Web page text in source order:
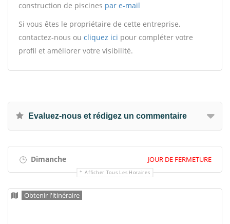
construction de piscines par e-mail
Si vous êtes le propriétaire de cette entreprise,
contactez-nous ou cliquez ici pour compléter votre
profil et améliorer votre visibilité.
Evaluez-nous et rédigez un commentaire
Dimanche JOUR DE FERMETURE
Afficher Tous Les Horaires
Obtenir l'itinéraire